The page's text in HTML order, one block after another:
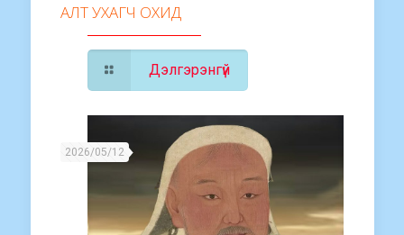
АЛТ УХАГЧ ОХИД
Дэлгэрэнгүй
2026/05/12